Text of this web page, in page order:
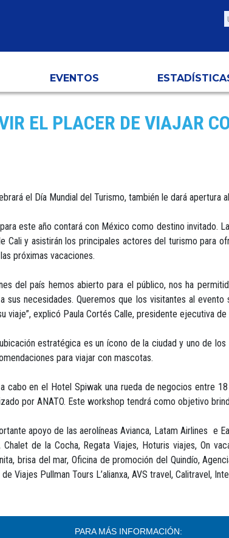
EVENTOS
EL PLACER DE VIAJAR
el Día Mundial del Turismo, también le dará
este año contará con México como destino invitado.
Cali y asistirán los principales actores del turismo para
próximas vacaciones.
del país hemos abierto para el público, nos ha
necesidades. Queremos que los visitantes al
viaje”, explicó Paula Cortés Calle, presidente ejecutiva de
estratégica es un ícono de la ciudad y uno de
para viajar con mascotas.
cabo en el Hotel Spiwak una rueda de negocios entre
por ANATO. Este workshop tendrá como objetivo
apoyo de las aerolíneas Avianca, Latam Airlines e
de la Cocha, Regata Viajes, Hoturis viajes, On
brisa del mar, Oficina de promoción del Quindío,
Viajes Pullman Tours L’alianxa, AVS travel, Calitravel,
PARA MÁS INFORMACIÓN: